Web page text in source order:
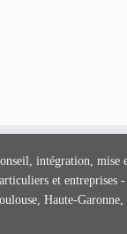
intégration, mise
et entreprises
Haute-